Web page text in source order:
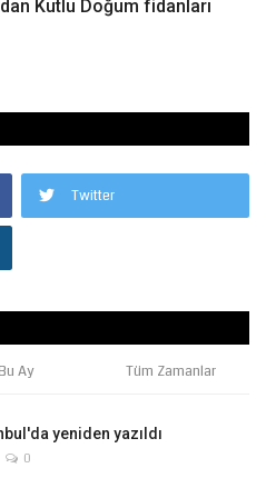
Kutlu Doğum fidanları
Twitter
Ay Tüm Zamanlar
yeniden yazıldı
0